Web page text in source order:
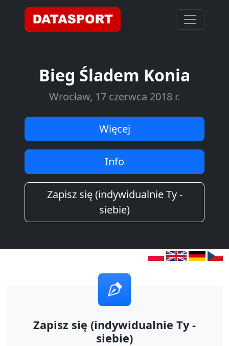
Bieg Śladem Konia
Wrocław, 17 czerwca 2018 r.
Więcej
Info
Zapisz się (indywidualnie Ty -
siebie)
Zapisz się (indywidualnie Ty -
siebie)